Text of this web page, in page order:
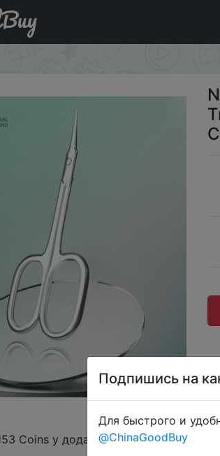
Nail Cuticle Clippers Trimmer
Coins у додатку через розділ монет.
Подпишись на
Для быстрого и
@ChinaGoodBuy